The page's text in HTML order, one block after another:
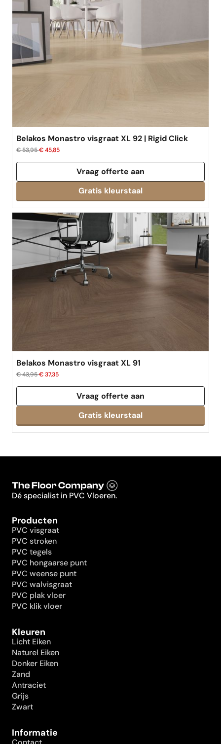
Belakos Monastro visgraat XL 92 | Rigid Click
€ 53,95€ 45,85
Vraag offerte aan
Belakos Monastro visgraat XL 91
€ 43,95€ 37,35
Vraag offerte aan
Dé specialist in PVC Vloeren.
Producten
PVC visgraat
PVC stroken
PVC tegels
PVC hongaarse punt
PVC weense punt
PVC walvisgraat
PVC plak vloer
PVC klik vloer
Kleuren
Licht Eiken
Naturel Eiken
Donker Eiken
Zand
Antraciet
Grijs
Zwart
Informatie